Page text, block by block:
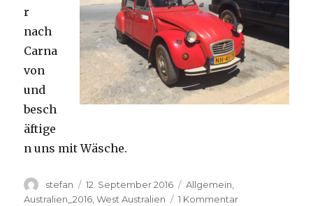
r
nach
Carna
von
und
besch
äftige
n uns mit Wäsche.
Autor
stefan
Veröffentlicht
am
12. September 2016 Kategorien
Allgemein
Australien_2016 ,West Australien 1 Kommentarzu